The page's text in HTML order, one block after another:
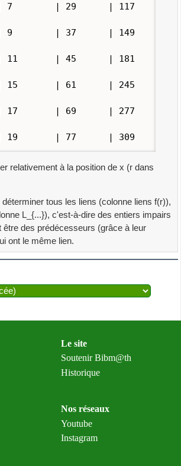
| 29 | 117
| 37 | 149
| 45 | 181
| 61 | 245
| 69 | 277
| 77 | 309
| 93 | 373
relativement à la position de x (r dans
tous les liens (colonne liens f(r)),
L_{...}), c'est-à-dire des entiers impairs
être des prédécesseurs (grâce à leur
ont le même lien.
Le site
Soutenir Bibm@th
Historique
Nos réseaux
Youtube
Instagram